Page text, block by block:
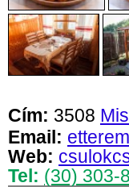
Cím: 3508
Email:
Web:
Tel: (30) 303-